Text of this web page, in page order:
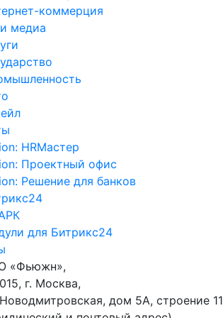
коммерция
медиа
HRМастер
Проектный офис
Решение для банков
для Битрикс24
«Фьюжн»,
г. Москва,
дом 5А, строение 11